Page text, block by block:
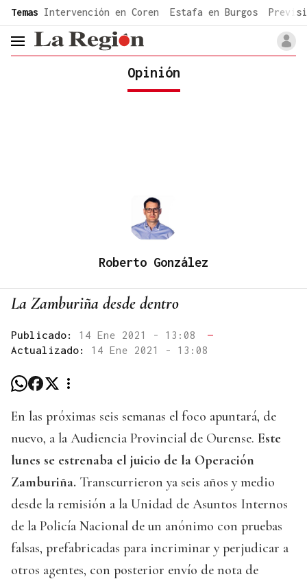
common.go-to-content
Temas Intervención en Coren Estafa en Burgos
header.menu.open
Opinión
Roberto González
La Zamburiña desde dentro
Publicado: 14 Ene 2021 - 13:08
—
Actualizado: 14 Ene 2021 - 13:08
En las próximas seis semanas el foco apuntará, de
nuevo, a la Audiencia Provincial de Ourense. Este
lunes se estrenaba el juicio de la Operación
Zamburiña. Transcurrieron ya seis años y medio
desde la remisión a la Unidad de Asuntos Internos
de la Policía Nacional de un anónimo con pruebas
falsas, prefabricadas para incriminar y perjudicar a
otros agentes, con posterior envío de nota de